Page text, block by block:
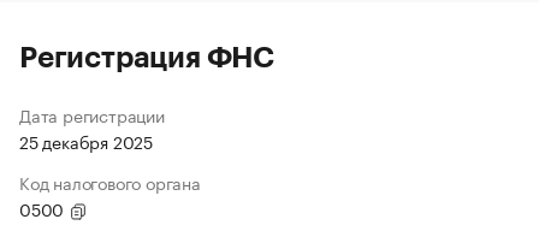
Регистрация ФНС
Дата регистрации
25 декабря 2025
Код налогового органа
0500